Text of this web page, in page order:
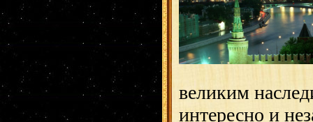
великим
интересно и